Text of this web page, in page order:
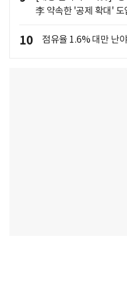
李 약속한 '공제 확대' 도
10 점유율 1.6% 대만 난